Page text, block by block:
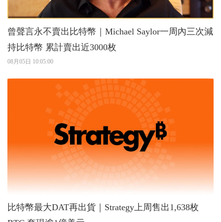
曾聲言永不賣出比特幣｜Michael Saylor一周內三次減
持比特幣 累計賣出近3000枚
08月05日 10:05:00
比特幣最大DAT再出貨｜Strategy上周售出1,638枚